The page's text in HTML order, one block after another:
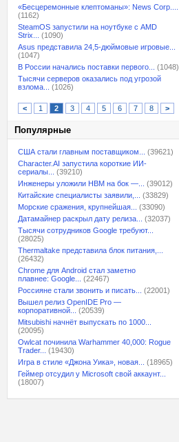
«Бесцеремонные клептоманы»: News Corp....
(1162)
SteamOS запустили на ноутбуке с AMD
Strix...
(1090)
Asus представила 24,5-дюймовые игровые...
(1047)
В России начались поставки первого...
(1048)
Тысячи серверов оказались под угрозой
взлома...
(1026)
< 1 2 3 4 5 6 7 8 >
Популярные
США стали главным поставщиком...
(39621)
Character.AI запустила короткие ИИ-
сериалы...
(39210)
Инженеры уложили HBM на бок —...
(39012)
Китайские специалисты заявили,...
(33829)
Морские сражения, крупнейшая...
(33090)
Датамайнер раскрыл дату релиза...
(32037)
Тысячи сотрудников Google требуют...
(28025)
Thermaltake представила блок питания,...
(26432)
Chrome для Android стал заметно
плавнее: Google...
(22467)
Россияне стали звонить и писать...
(22001)
Вышел релиз OpenIDE Pro —
корпоративной...
(20539)
Mitsubishi начнёт выпускать по 1000...
(20095)
Owlcat починила Warhammer 40,000: Rogue
Trader...
(19430)
Игра в стиле «Джона Уика», новая...
(18965)
Геймер отсудил у Microsoft свой аккаунт...
(18007)